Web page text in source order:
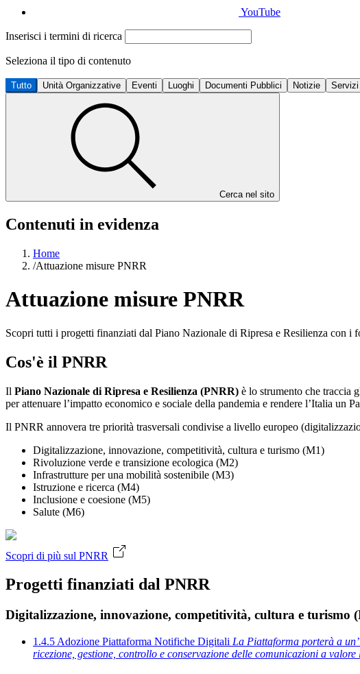
YouTube
Inserisci i termini di ricerca
Seleziona il tipo di contenuto
Tutto Unità Organizzative Eventi Luoghi Documenti Pubblici Notizie Servizi
Cerca nel sito
Contenuti in evidenza
Home
/Attuazione misure PNRR
Attuazione misure PNRR
Scopri tutti i progetti finanziati dal Piano Nazionale di Ripresa e Resilienza con i
Cos'è il PNRR
Il Piano Nazionale di Ripresa e Resilienza (PNRR) è lo strumento che traccia
per attenuare l’impatto economico e sociale della pandemia e rendere l’Italia un
Il PNRR annovera tre priorità trasversali condivise a livello europeo
Digitalizzazione, innovazione, competitività, cultura e turismo (M1)
Rivoluzione verde e transizione ecologica (M2)
Infrastrutture per una mobilità sostenibile (M3)
Istruzione e ricerca (M4)
Inclusione e coesione (M5)
Salute (M6)
Scopri di più sul PNRR
Progetti finanziati dal PNRR
Digitalizzazione, innovazione, competitività, cultura e turismo
1.4.5 Adozione Piattaforma Notifiche Digitali La Piattaforma porterà a
ricezione, gestione, controllo e conservazione delle comunicazioni a